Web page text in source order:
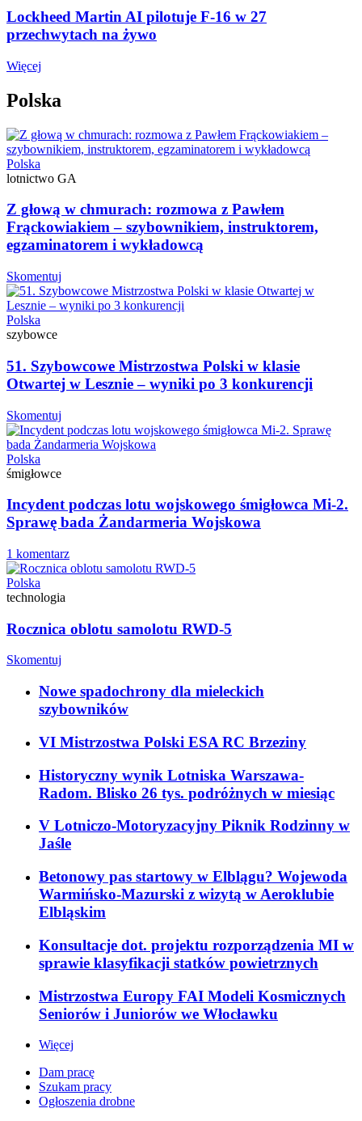
Lockheed Martin AI pilotuje F-16 w 27
przechwytach na żywo
Więcej
Polska
Polska
lotnictwo GA
Z głową w chmurach: rozmowa z Pawłem
Frąckowiakiem – szybownikiem, instruktorem,
egzaminatorem i wykładowcą
Skomentuj
Polska
szybowce
51. Szybowcowe Mistrzostwa Polski w klasie
Otwartej w Lesznie – wyniki po 3 konkurencji
Skomentuj
Polska
śmigłowce
Incydent podczas lotu wojskowego śmigłowca Mi-2.
Sprawę bada Żandarmeria Wojskowa
1 komentarz
Polska
technologia
Rocznica oblotu samolotu RWD-5
Skomentuj
Nowe spadochrony dla mieleckich
szybowników
VI Mistrzostwa Polski ESA RC Brzeziny
Historyczny wynik Lotniska Warszawa-
Radom. Blisko 26 tys. podróżnych w miesiąc
V Lotniczo-Motoryzacyjny Piknik Rodzinny w
Jaśle
Betonowy pas startowy w Elblągu? Wojewoda
Warmińsko-Mazurski z wizytą w Aeroklubie
Elbląskim
Konsultacje dot. projektu rozporządzenia MI w
sprawie klasyfikacji statków powietrznych
Mistrzostwa Europy FAI Modeli Kosmicznych
Seniorów i Juniorów we Włocławku
Więcej
Dam pracę
Szukam pracy
Ogłoszenia drobne